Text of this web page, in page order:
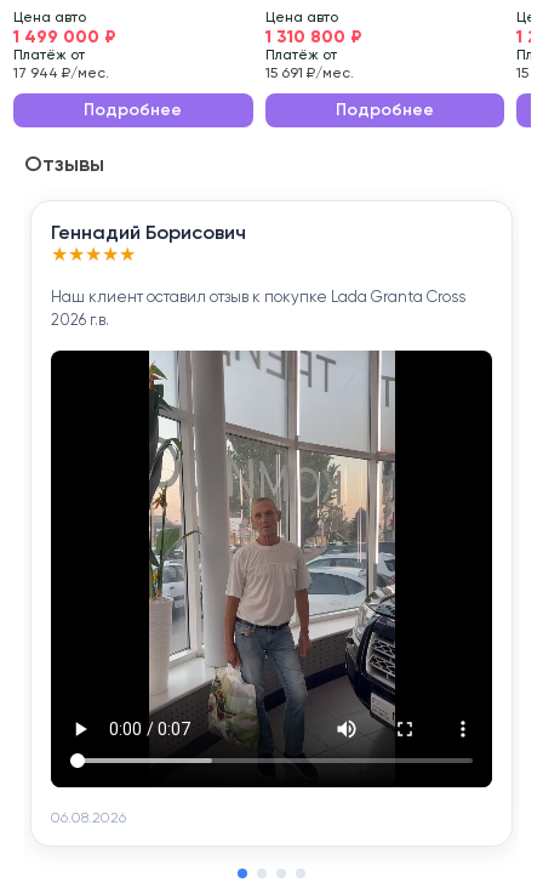
Состояние транспортного средства тщательно
проверено нашими специалистами.
Эксплуатационные характеристики данного
ежедневных поездок по городу и длительных
путешествий.
Приобретая Volkswagen Tiguan 2018 года , вы
повседневных задач.
Цена авто
1 499 000 ₽
Платёж от
17 944 ₽/мес.
Подробнее
Цена авто
1 310 800 ₽
Платёж от
15 691 ₽/мес.
Подробнее
1
15
Отзывы
Геннадий Борисович
★★★★★
Наш клиент оставил отзыв к покупке Lada Granta Cross
2026 г.в.
06.08.2026